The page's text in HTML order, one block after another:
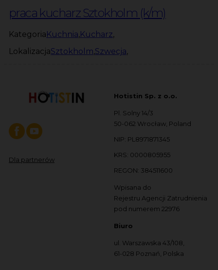
praca kucharz Sztokholm (k/m)
Kategoria Kuchnia,Kucharz,
LokalizacjaSztokholm,Szwecja,
Dla partnerów
Hotistin Sp. z o.o.
Pl. Solny 14/3
50-062 Wrocław, Poland
NIP: PL8971871345
KRS: 0000805955
REGON: 384511600
Wpisana do
Rejestru Agencji Zatrudnienia
pod numerem 22976
Biuro
ul. Warszawska 43/108,
61-028 Poznań, Polska